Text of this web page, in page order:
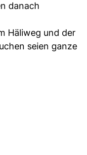
danach
Häliweg und der
seien ganze